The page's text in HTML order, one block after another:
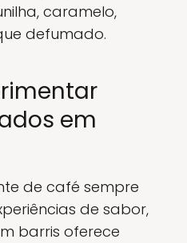
caramelo,
defumado.
em
de café sempre
de sabor,
barris oferece